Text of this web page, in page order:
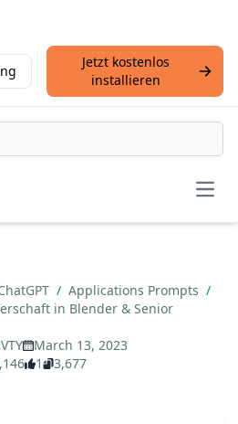
Jetzt kostenlos
installieren
/ Applications Prompts /
in Blender & Senior
March 13, 2023
1 3,677